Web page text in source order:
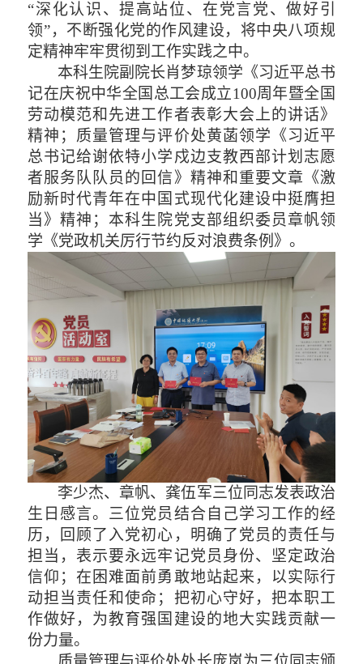
“深化认识、提高站位、在党言党、做好引
领”，不断强化党的作风建设，将中央八项规
定精神牢牢贯彻到工作实践之中。
本科生院副院长肖梦琼领学《习近平总书
记在庆祝中华全国总工会成立100周年暨全国
劳动模范和先进工作者表彰大会上的讲话》
精神；质量管理与评价处黄菡领学《习近平
总书记给谢依特小学戍边支教西部计划志愿
者服务队队员的回信》精神和重要文章《激
励新时代青年在中国式现代化建设中挺膺担
当》精神；本科生院党支部组织委员章帆领
学《党政机关厉行节约反对浪费条例》。
李少杰、章帆、龚伍军三位同志发表政治
生日感言。三位党员结合自己学习工作的经
历，回顾了入党初心，明确了党员的责任与
担当，表示要永远牢记党员身份、坚定政治
信仰；在困难面前勇敢地站起来，以实际行
动担当责任和使命；把初心守好，把本职工
作做好，为教育强国建设的地大实践贡献一
份力量。